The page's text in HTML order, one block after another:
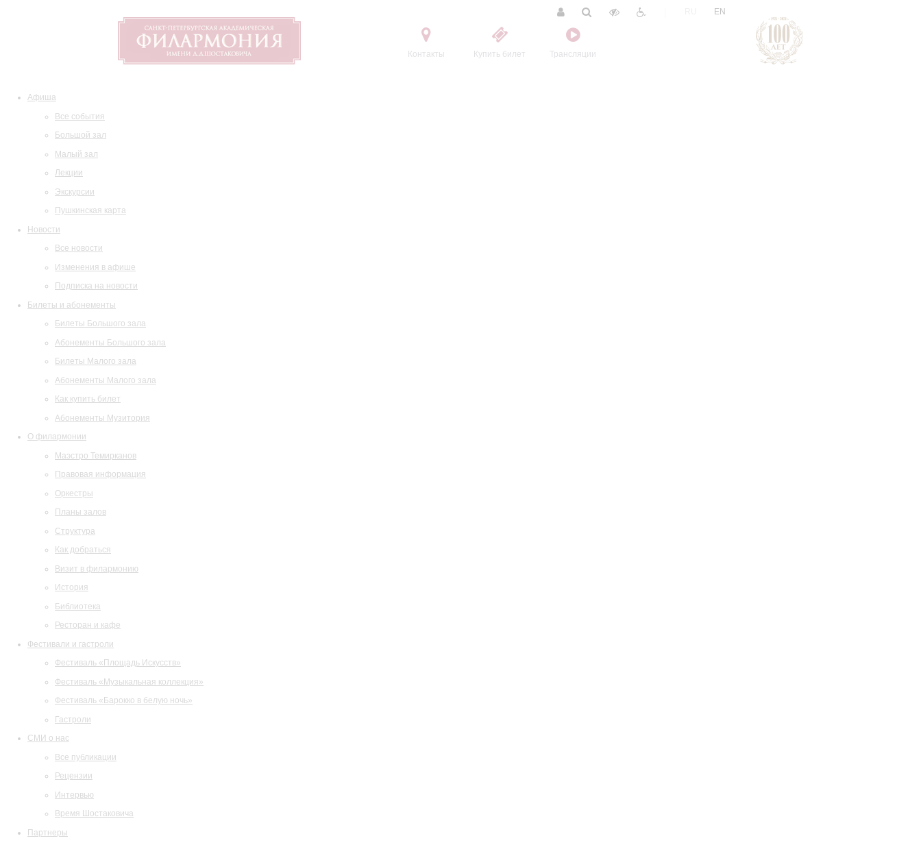
Контакты Купить билет Трансляции
EN
Афиша
Все события
Большой зал
Малый зал
Лекции
Экскурсии
Пушкинская карта
Новости
Все новости
Изменения в афише
Подписка на новости
Билеты и абонементы
Билеты Большого зала
Абонементы Большого зала
Билеты Малого зала
Абонементы Малого зала
Как купить билет
Абонементы Музитория
О филармонии
Маэстро Темирканов
Правовая информация
Оркестры
Планы залов
Структура
Как добраться
Визит в филармонию
История
Библиотека
Ресторан и кафе
Фестивали и гастроли
Фестиваль «Площадь Искусств»
Фестиваль «Музыкальная коллекция»
Фестиваль «Барокко в белую ночь»
Гастроли
СМИ о нас
Все публикации
Рецензии
Интервью
Время Шостаковича
Партнеры